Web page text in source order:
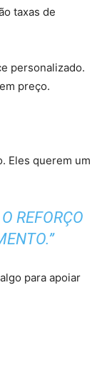
taxas de
personalizado.
preço.
Eles querem um
REFORÇO
para apoiar